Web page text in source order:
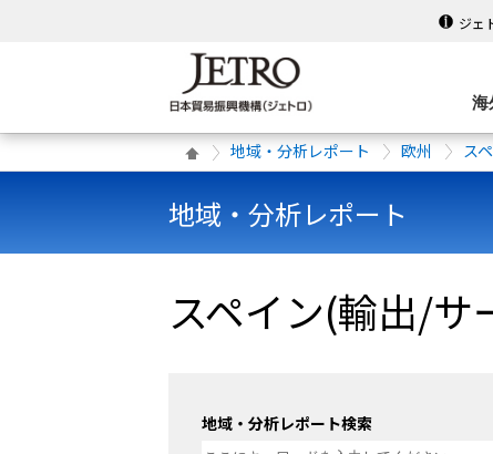
ジェ
海
地域・分析レポート 欧州 ス
地域・分析レポート
スペイン(輸出/サ
地域・分析レポート検索